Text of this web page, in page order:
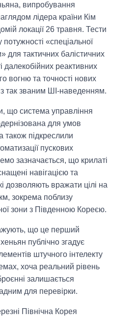
випробування
лідера країни Кім
локації 26 травня. Тести
«спеціальної
для тактичних балістичних
далекобійних реактивних
вогню та точності нових
так званим ШІ-наведенням.
що система управління
для умов
також підкреслили
пускових
зазначається, що крилаті
навігацією та
дозволяють вражати цілі на
зокрема поблизу
зони з Південною Кореєю.
що це перший
публічно згадує
штучного інтелекту
хоча реальний рівень
залишається
для перевірки.
Північна Корея